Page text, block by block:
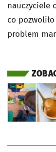
nauczyciele
co
problem
otworzy się w